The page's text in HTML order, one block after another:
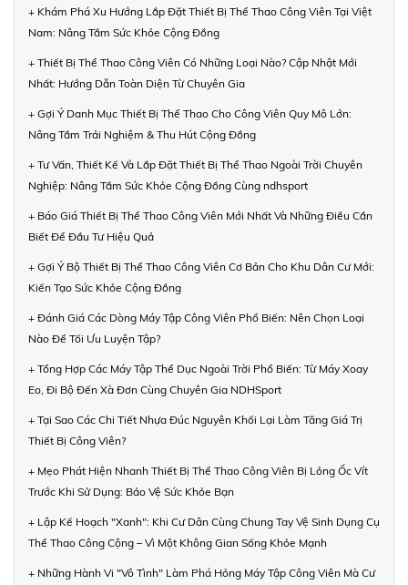
+ Khám Phá Xu Hướng Lắp Đặt Thiết Bị Thể Thao Công Viên Tại Việt
Nam: Nâng Tầm Sức Khỏe Cộng Đồng
+ Thiết Bị Thể Thao Công Viên Có Những Loại Nào? Cập Nhật Mới
Nhất: Hướng Dẫn Toàn Diện Từ Chuyên Gia
+ Gợi Ý Danh Mục Thiết Bị Thể Thao Cho Công Viên Quy Mô Lớn:
Nâng Tầm Trải Nghiệm & Thu Hút Cộng Đồng
+ Tư Vấn, Thiết Kế Và Lắp Đặt Thiết Bị Thể Thao Ngoài Trời Chuyên
Nghiệp: Nâng Tầm Sức Khỏe Cộng Đồng Cùng ndhsport
+ Báo Giá Thiết Bị Thể Thao Công Viên Mới Nhất Và Những Điều Cần
Biết Để Đầu Tư Hiệu Quả
+ Gợi Ý Bộ Thiết Bị Thể Thao Công Viên Cơ Bản Cho Khu Dân Cư Mới:
Kiến Tạo Sức Khỏe Cộng Đồng
+ Đánh Giá Các Dòng Máy Tập Công Viên Phổ Biến: Nên Chọn Loại
Nào Để Tối Ưu Luyện Tập?
+ Tổng Hợp Các Máy Tập Thể Dục Ngoài Trời Phổ Biến: Từ Máy Xoay
Eo, Đi Bộ Đến Xà Đơn Cùng Chuyên Gia NDHSport
+ Tại Sao Các Chi Tiết Nhựa Đúc Nguyên Khối Lại Làm Tăng Giá Trị
Thiết Bị Công Viên?
+ Mẹo Phát Hiện Nhanh Thiết Bị Thể Thao Công Viên Bị Lỏng Ốc Vít
Trước Khi Sử Dụng: Bảo Vệ Sức Khỏe Bạn
+ Lập Kế Hoạch "Xanh": Khi Cư Dân Cùng Chung Tay Vệ Sinh Dụng Cụ
Thể Thao Công Cộng – Vì Một Không Gian Sống Khỏe Mạnh
+ Những Hành Vi "Vô Tình" Làm Phá Hỏng Máy Tập Công Viên Mà Cư